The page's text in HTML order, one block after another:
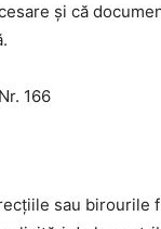
și că
166
sau birourile